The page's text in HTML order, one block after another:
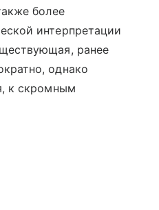
более
интерпретации
ранее
однако
к скромным